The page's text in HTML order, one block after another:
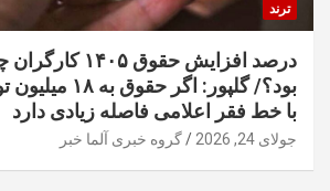
ترند
درصد افزایش حقوق
بود؟/ گلپور: اگر
با خط فقر اعلامی فاصله زیادی دارد
جولای 24, 2026 گروه خبری آلما خبر